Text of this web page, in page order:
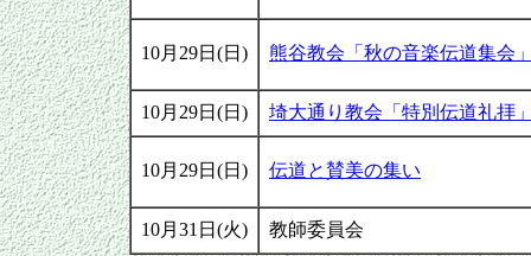
10月29日(日) 熊谷教会「秋の音楽伝道集会
10月29日(日) 埼大通り教会「特別伝道礼拝
10月29日(日) 伝道と賛美の集い
10月31日(火) 教師委員会